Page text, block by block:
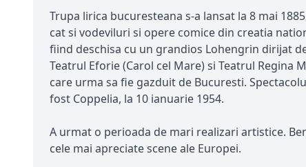
Trupa lirica bucuresteana s-a lansat la 8 mai
cat si vodeviluri si opere comice din creatia
fiind deschisa cu un grandios Lohengrin dirijat
Teatrul Eforie (Carol cel Mare) si Teatrul Regina
care urma sa fie gazduit de Bucuresti.
fost Coppelia, la 10 ianuarie 1954.
A urmat o perioada de mari realizari artistice.
cele mai apreciate scene ale Europei.